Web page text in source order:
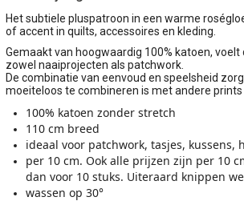
Het subtiele pluspatroon in een warme
of accent in quilts, accessoires en kleding.
Gemaakt van hoogwaardig 100% katoen,
zowel naaiprojecten als patchwork.
De combinatie van eenvoud en speelsheid
moeiteloos te combineren is met andere prints
100% katoen zonder stretch
110 cm breed
ideaal voor patchwork, tasjes, kussens,
per 10 cm. Ook alle prijzen zijn per 10
dan voor 10 stuks. Uiteraard knippen
wassen op 30°